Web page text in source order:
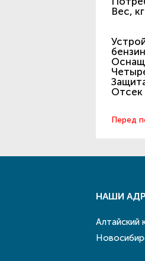
Вес,
Отсек
Перед
НАШИ
Алтайский